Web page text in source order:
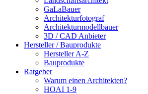
GaLaBauer
Architekturfotograf
Architekturmodellbauer
3D / CAD Anbieter
Hersteller / Bauprodukte
Hersteller A-Z
Bauprodukte
Ratgeber
Warum einen Architekten?
HOAI 1-9